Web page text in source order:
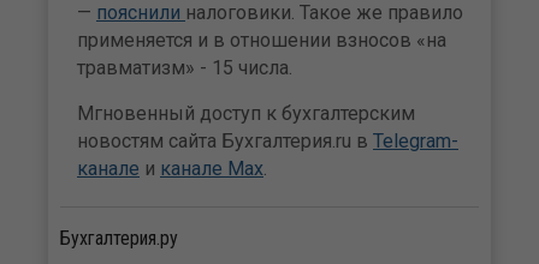
— пояснили налоговики. Такое же правило
применяется и в отношении взносов «на
травматизм» - 15 числа.
Мгновенный доступ к бухгалтерским
новостям сайта Бухгалтерия.ru в Telegram-
канале и канале Max.
Бухгалтерия.ру